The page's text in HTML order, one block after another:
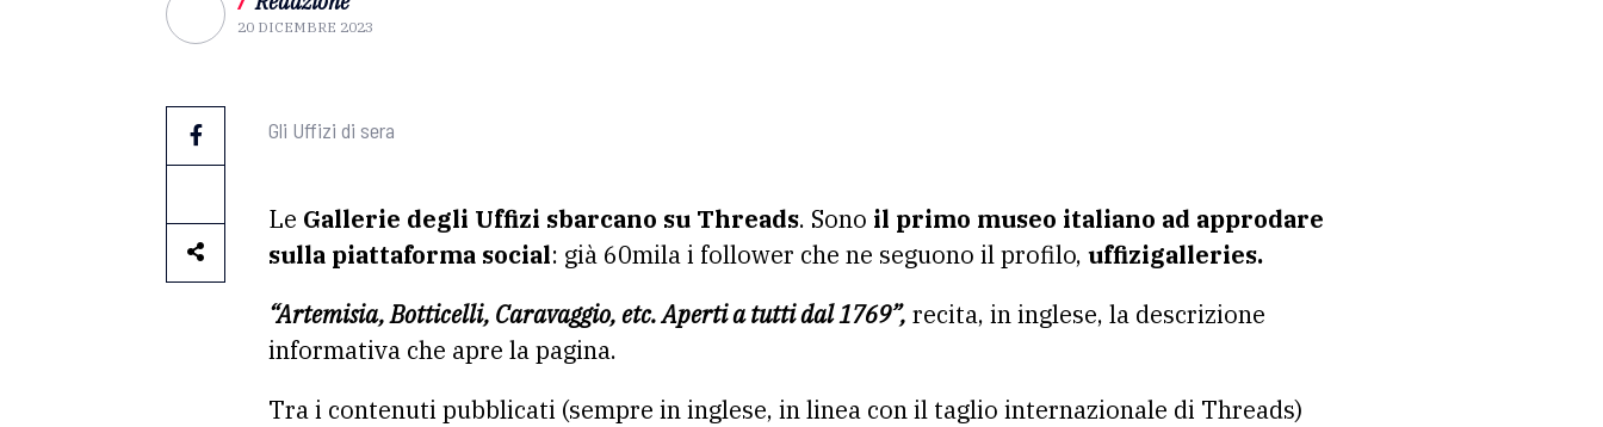
20 DICEMBRE 2023
Gli Uffizi di sera
Le Gallerie degli Uffizi sbarcano su Threads. Sono il primo museo italiano ad approdare
sulla piattaforma social: già 60mila i follower che ne seguono il profilo, uffizigalleries.
“Artemisia, Botticelli, Caravaggio, etc. Aperti a tutti dal 1769”, recita, in inglese, la descrizione
informativa che apre la pagina.
Tra i contenuti pubblicati (sempre in inglese, in linea con il taglio internazionale di Threads)